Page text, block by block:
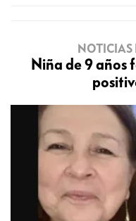
NOTICIAS
Niña de 9 años